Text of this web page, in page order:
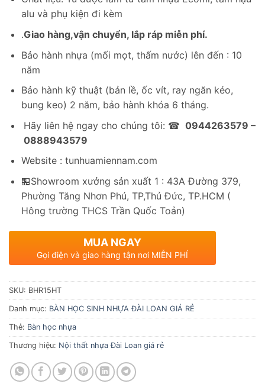
alu và phụ kiện đi kèm
.Giao hàng,vận chuyển, lắp ráp miễn phí.
Bảo hành nhựa (mối mọt, thấm nước) lên đến : 10
năm
Bảo hành kỹ thuật (bản lề, ốc vít, ray ngăn kéo,
bung keo) 2 năm, bảo hành khóa 6 tháng.
Hãy liên hệ ngay cho chúng tôi: ☎ 0944263579 –
0888943579
Website : tunhuamiennam.com
🏪Showroom xưởng sản xuất 1 : 43A Đường 379,
Phường Tăng Nhơn Phú, TP,Thủ Đức, TP.HCM (
Hông trường THCS Trần Quốc Toản)
MUA NGAY
Gọi điện và giao hàng tận nơi MIỄN PHÍ
SKU: BHR15HT
Danh mục: BÀN HỌC SINH NHỰA ĐÀI LOAN GIÁ RẺ
Thẻ: Bàn học nhựa
Thương hiệu: Nội thất nhựa Đài Loan giá rẻ